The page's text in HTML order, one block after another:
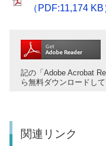
（PDF:11,174 KB
記の「Adobe Acrobat
ら無料ダウンロードして
関連リンク